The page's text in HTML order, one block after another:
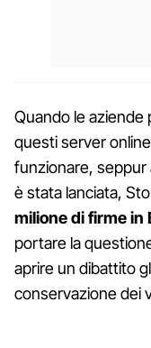
Quando le
questi server
funzionare, seppur
è stata lanciata,
milione di firme in
portare la
aprire un dibattito
conservazione dei